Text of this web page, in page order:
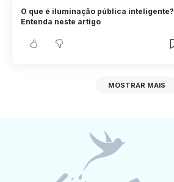
O que é iluminação pública inteligente?
Entenda neste artigo
MOSTRAR MAIS